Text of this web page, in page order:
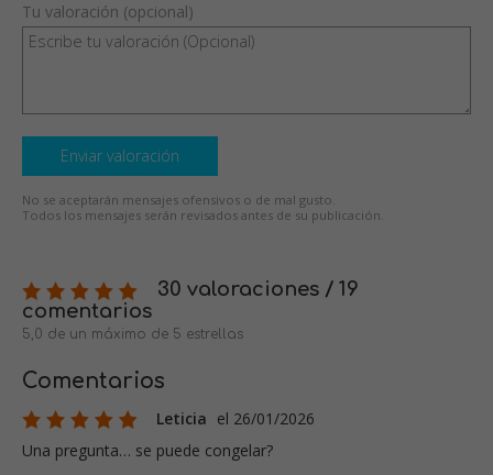
Tu valoración (opcional)
Enviar valoración
No se aceptarán mensajes ofensivos o de mal gusto.
Todos los mensajes serán revisados antes de su publicación.
30 valoraciones / 19
comentarios
5,0 de un máximo de 5 estrellas
Comentarios
Leticia el 26/01/2026
Una pregunta… se puede congelar?